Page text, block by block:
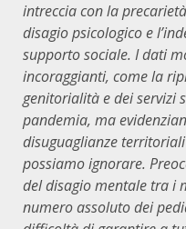
intreccia con la
disagio psicologico e
supporto sociale. I dati
incoraggianti, come la
genitorialità e dei servizi
pandemia, ma
disuguaglianze
possiamo ignorare.
del disagio mentale tra i
numero assoluto dei